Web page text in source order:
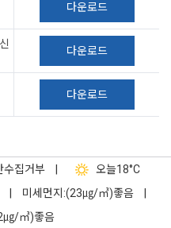
다운로드
다운로드
다운로드
수집거부 오늘18°C
미세먼지:(23㎍/㎥)좋음
㎍/㎥)좋음